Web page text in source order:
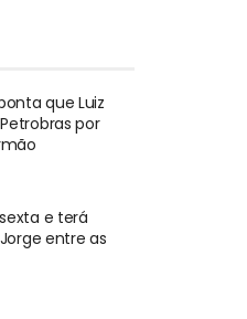
que Luiz
por
e terá
entre as